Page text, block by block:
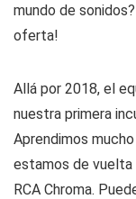
mundo de
oferta!
Allá por 2018, el
nuestra primera
Aprendimos
estamos de vuelta
RCA Chroma.